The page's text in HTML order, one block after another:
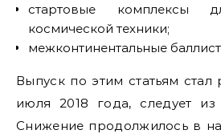
стартовые комплексы
космической техники;
межконтинентальные
Выпуск по этим статьям стал
июля 2018 года, следует из
Снижение продолжилось в